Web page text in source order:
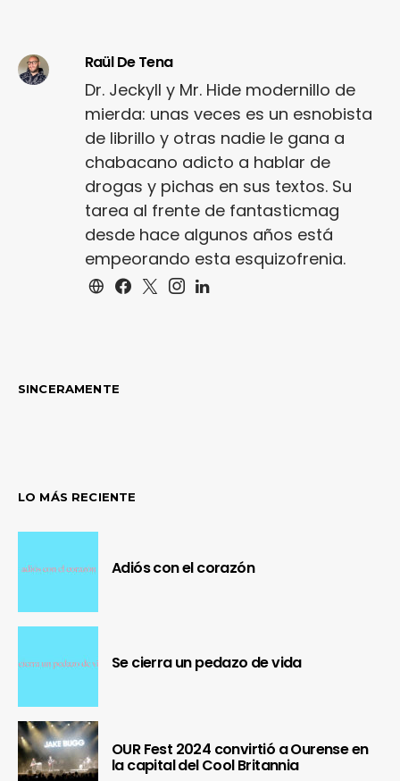
Raül De Tena
Dr. Jeckyll y Mr. Hide modernillo de
mierda: unas veces es un esnobista
de librillo y otras nadie le gana a
chabacano adicto a hablar de
drogas y pichas en sus textos. Su
tarea al frente de fantasticmag
desde hace algunos años está
empeorando esta esquizofrenia.
SINCERAMENTE
LO MÁS RECIENTE
Adiós con el corazón
Se cierra un pedazo de vida
OUR Fest 2024 convirtió a Ourense en
la capital del Cool Britannia